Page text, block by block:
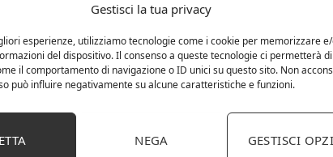
Gestisci la tua privacy
esperienze, utilizziamo tecnologie come i cookie per memorizzare
del dispositivo. Il consenso a queste tecnologie ci permetterà di
il comportamento di navigazione o ID unici su questo sito. Non
può influire negativamente su alcune caratteristiche e funzioni.
NEGA GESTISCI
spaghetti tradizionali. La nostra macchina per
preparare la pasta a tuo agio senza